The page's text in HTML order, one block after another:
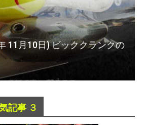
11月10日) ビッククランクの
記事 ３